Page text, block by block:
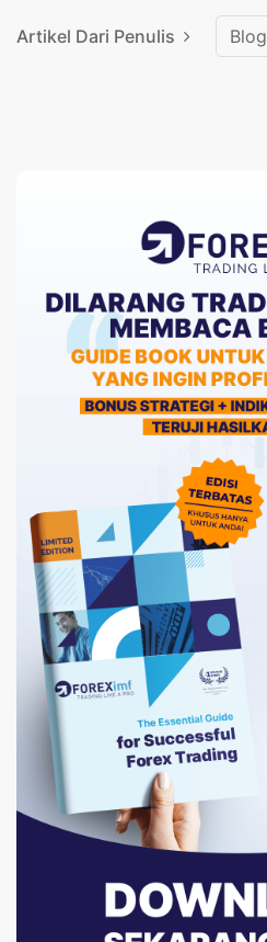
Artikel Dari Penulis Blog